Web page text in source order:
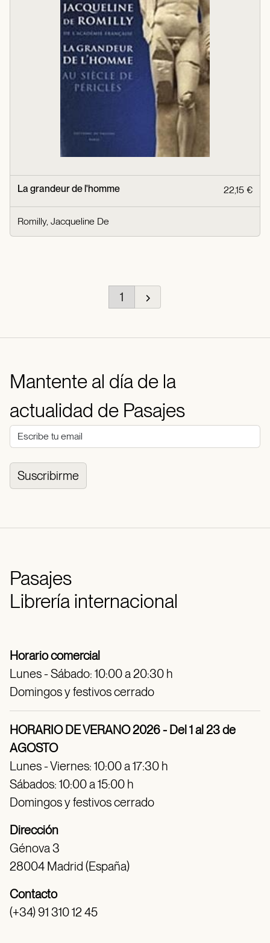
La grandeur de l'homme 22,15 €
Romilly, Jacqueline De
1
Mantente al día de la
actualidad de Pasajes
Suscribirme
Pasajes
Librería internacional
Horario comercial
Lunes - Sábado: 10:00 a 20:30 h
Domingos y festivos cerrado
HORARIO DE VERANO 2026 - Del 1 al 23 de
AGOSTO
Lunes - Viernes: 10:00 a 17:30 h
Sábados: 10:00 a 15:00 h
Domingos y festivos cerrado
Dirección
Génova 3
28004 Madrid (España)
Contacto
(+34) 91 310 12 45